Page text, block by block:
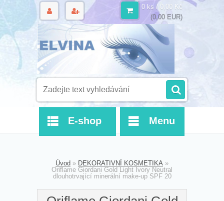
0 ks / 0,00 Kč
(0,00 EUR)
E-shop Menu
Úvod » DEKORATIVNÍ KOSMETIKA »
Oriflame Giordani Gold Light Ivory Neutral
dlouhotrvající minerální make-up SPF 20